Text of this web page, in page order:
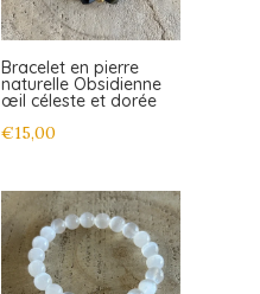
Bracelet en pierre
naturelle Obsidienne
œil céleste et dorée
€15,00